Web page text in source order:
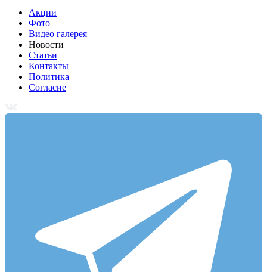
Акции
Фото
Видео галерея
Новости
Статьи
Контакты
Политика
Согласие